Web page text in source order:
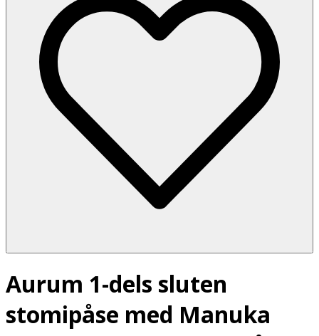
Aurum 1-dels sluten
stomipåse med Manuka